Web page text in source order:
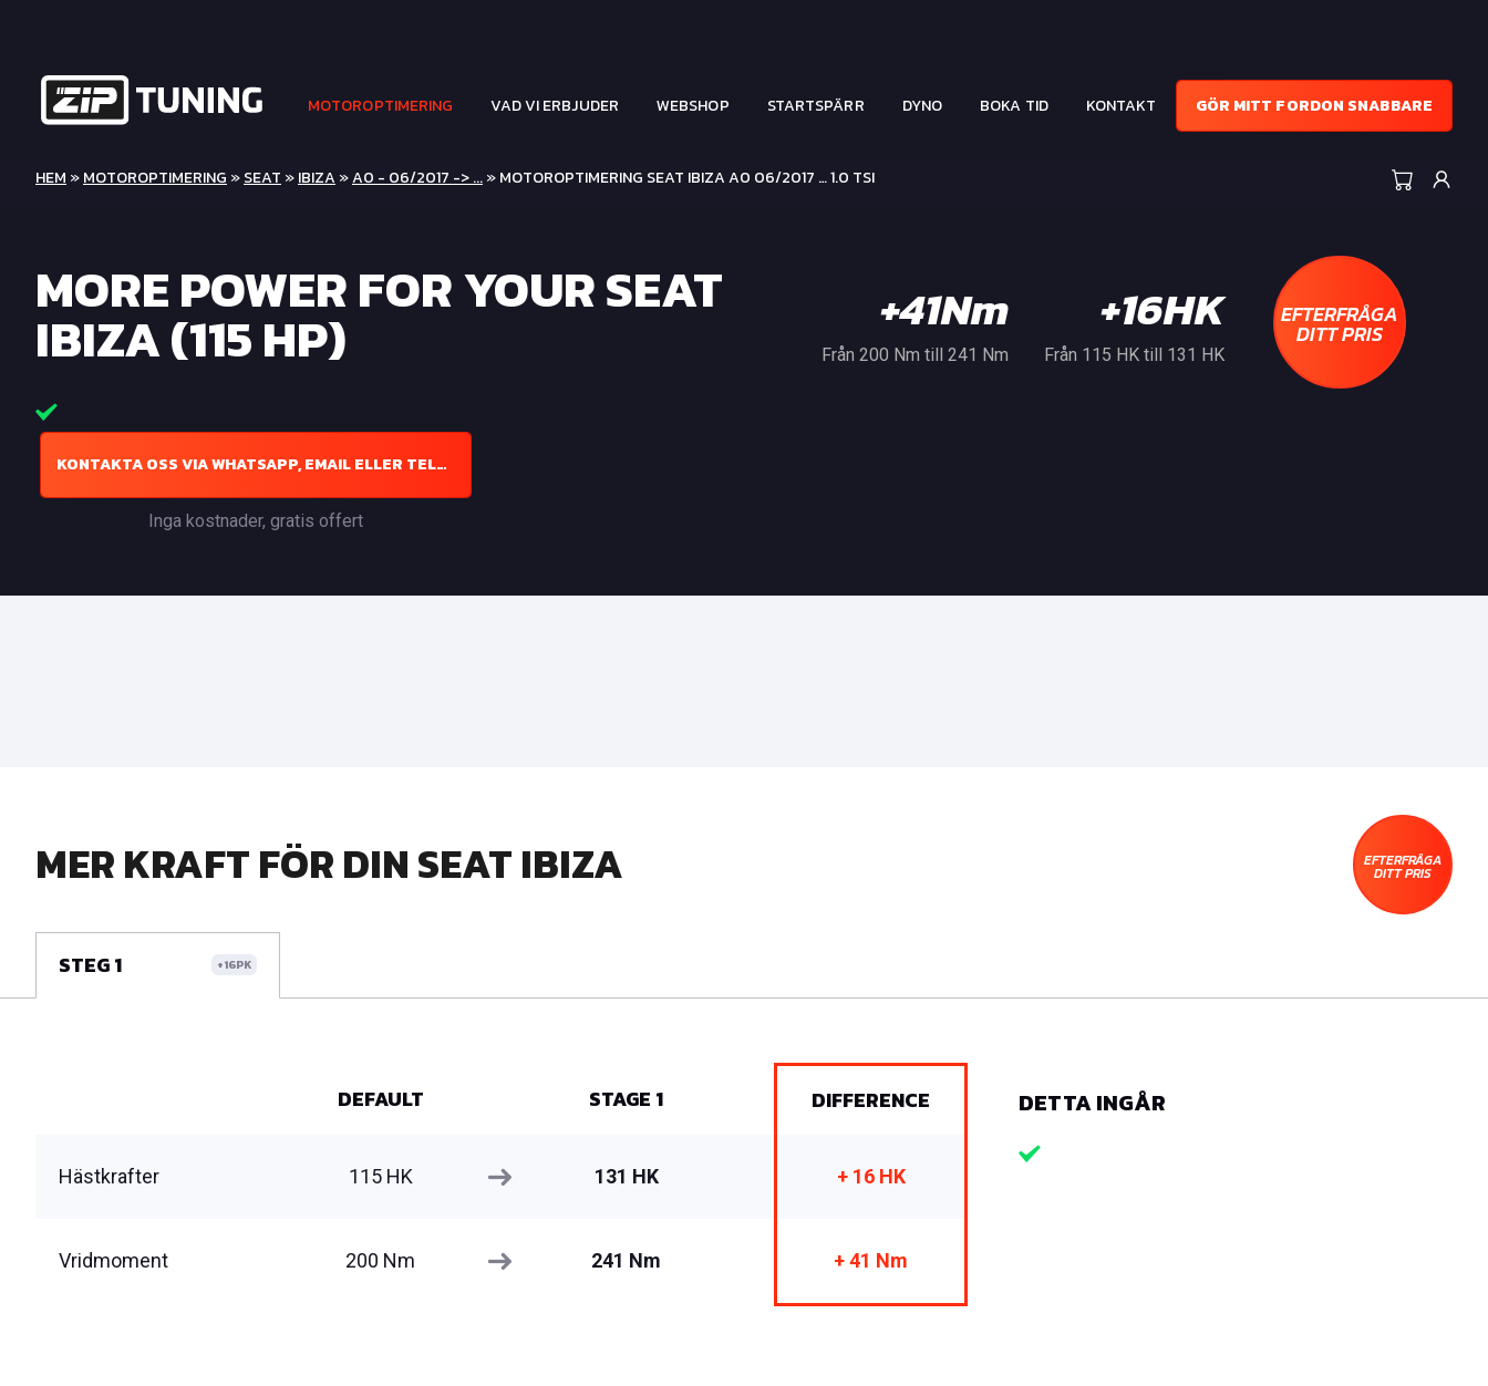
MOTOROPTIMERING VAD VI ERBJUDER WEBSHOP STARTSPÄRR DYNO BOKA TID KONTAKT GÖR MITT FORDON SNABBARE
HEM »MOTOROPTIMERING »SEAT »IBIZA »A0 - 06/2017 -> ...» MOTOROPTIMERING SEAT IBIZA A0 06/2017 … 1.0 TSI
MORE POWER FOR YOUR SEAT
IBIZA (115 HP)
KONTAKTA OSS VIA WHATSAPP, EMAIL ELLER TELEFON
Inga kostnader, gratis offert
+41Nm
Från 200 Nm till 241 Nm
+16HK
Från 115 HK till 131 HK
EFTERFRÅGA
DITT PRIS
MER KRAFT FÖR DIN SEAT IBIZA EFTERFRÅGA
DITT PRIS
STEG 1 +16PK
DEFAULT STAGE 1 DIFFERENCE
Hästkrafter 115 HK 131 HK + 16 HK
Vridmoment 200 Nm 241 Nm + 41 Nm
DETTA INGÅR